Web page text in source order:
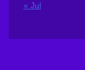
« Jul